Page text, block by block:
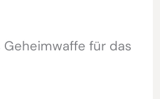
Geheimwaffe für das